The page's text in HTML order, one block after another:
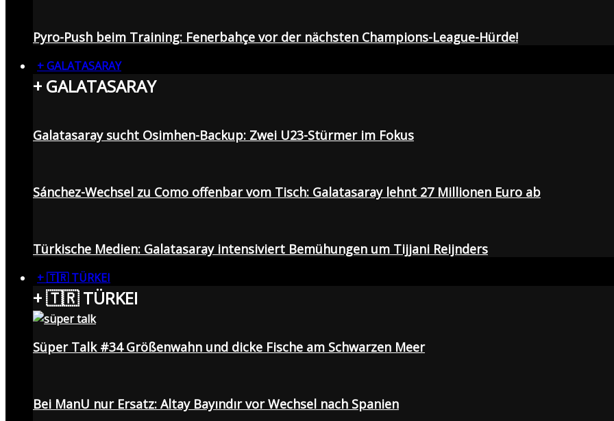
Pyro-Push beim Training: Fenerbahçe vor der nächsten Champions-League-Hürde!
+ GALATASARAY
+ GALATASARAY
Galatasaray sucht Osimhen-Backup: Zwei U23-Stürmer im Fokus
Sánchez-Wechsel zu Como offenbar vom Tisch: Galatasaray lehnt 27 Millionen Euro ab
Türkische Medien: Galatasaray intensiviert Bemühungen um Tijjani Reijnders
+ 🇹🇷 TÜRKEI
+ 🇹🇷 TÜRKEI
Süper Talk #34 Größenwahn und dicke Fische am Schwarzen Meer
Bei ManU nur Ersatz: Altay Bayındır vor Wechsel nach Spanien